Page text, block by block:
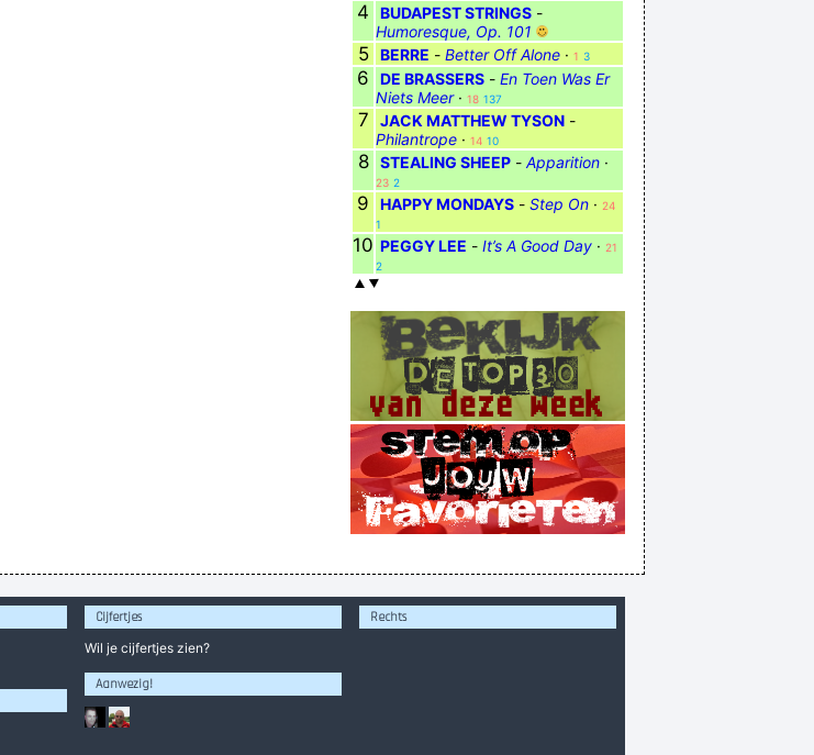
4 BUDAPEST STRINGS -
Humoresque, Op. 101
5 BERRE - Better Off Alone · 1 3
6 DE BRASSERS - En Toen Was Er
Niets Meer· 18 137
7 JACK MATTHEW TYSON -
Philantrope · 14 10
8 STEALING SHEEP - Apparition ·
23 2
9 HAPPY MONDAYS - Step On · 24
1
10 PEGGY LEE - It’s A Good Day · 21
2
Cijfertjes
Wil je cijfertjes zien?
Aanwezig!
Rechts